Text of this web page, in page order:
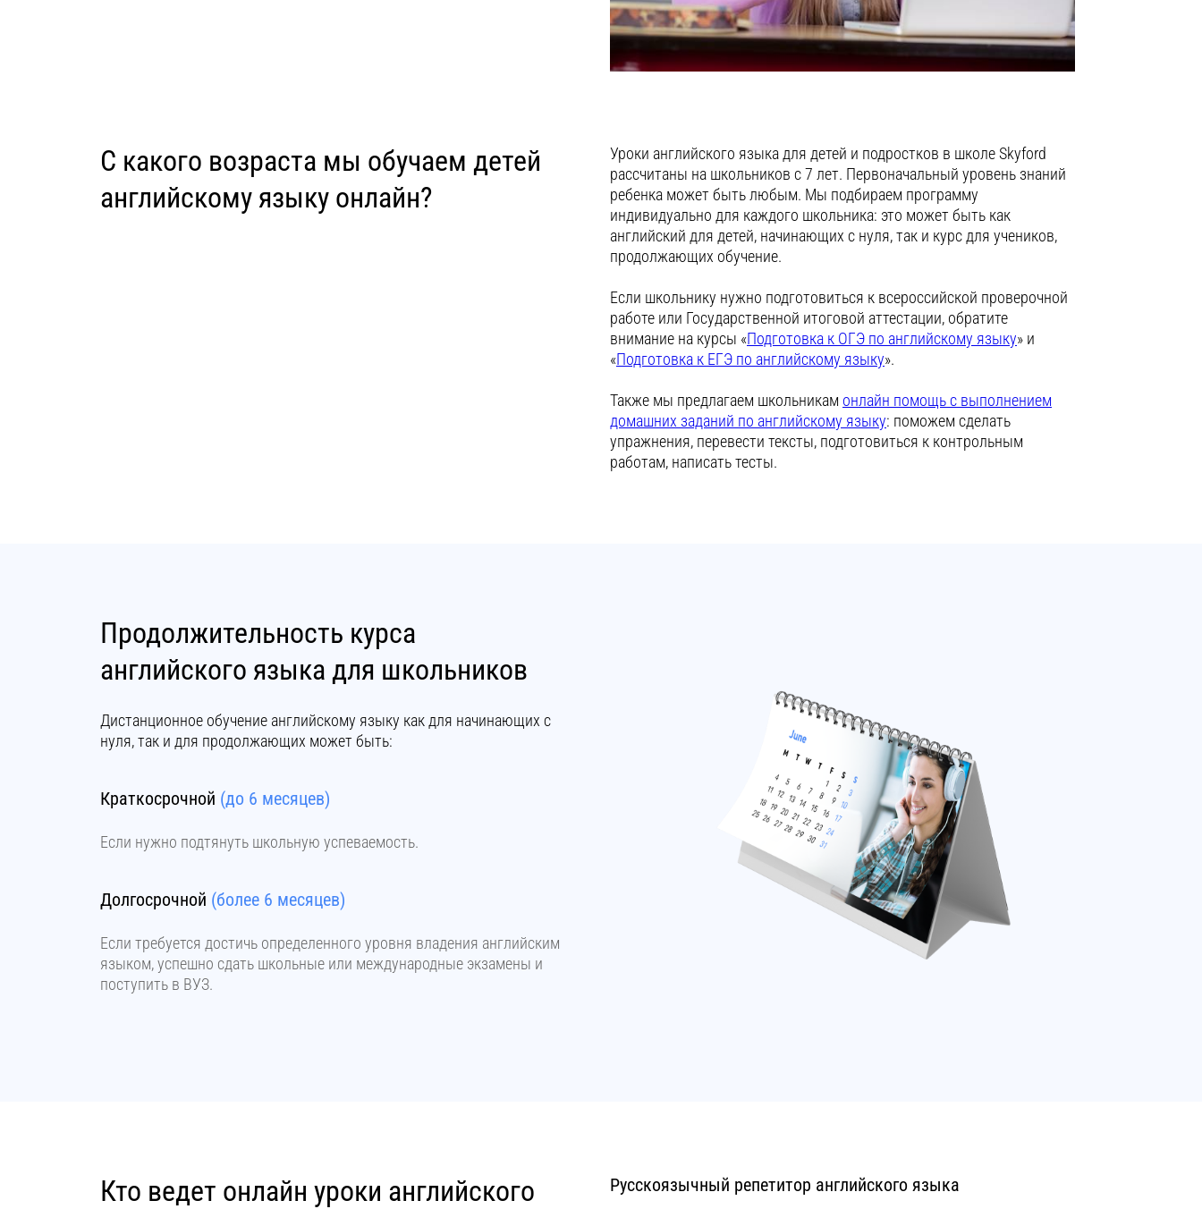
С какого возраста мы обучаем детей
английскому языку онлайн?
Уроки английского языка для детей и подростков в школе Skyford
рассчитаны на школьников с 7 лет. Первоначальный уровень знаний
ребенка может быть любым. Мы подбираем программу
индивидуально для каждого школьника: это может быть как
английский для детей, начинающих с нуля, так и курс для учеников,
продолжающих обучение.
Если школьнику нужно подготовиться к всероссийской проверочной
работе или Государственной итоговой аттестации, обратите
внимание на курсы «Подготовка к ОГЭ по английскому языку» и
«Подготовка к ЕГЭ по английскому языку».
Также мы предлагаем школьникам онлайн помощь с выполнением
домашних заданий по английскому языку: поможем сделать
упражнения, перевести тексты, подготовиться к контрольным
работам, написать тесты.
Продолжительность курса
английского языка для школьников
Дистанционное обучение английскому языку как для начинающих с
нуля, так и для продолжающих может быть:
Краткосрочной (до 6 месяцев)
Если нужно подтянуть школьную успеваемость.
Долгосрочной (более 6 месяцев)
Если требуется достичь определенного уровня владения английским
языком, успешно сдать школьные или международные экзамены и
поступить в ВУЗ.
Кто ведет онлайн уроки английского
Русскоязычный репетитор английского языка